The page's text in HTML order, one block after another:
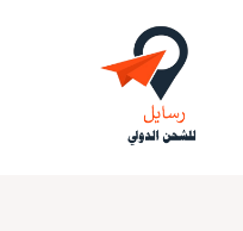
المحتوى